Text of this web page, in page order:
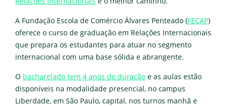
A Fundação Escola de Comércio Álvares Penteado (FECAP)
oferece o curso de graduação em Relações Internacionais
que prepara os estudantes para atuar no segmento
internacional com uma base sólida e abrangente.
O bacharelado tem 4 anos de duração e as aulas estão
disponíveis na modalidade presencial, no campus
Liberdade, em São Paulo, capital, nos turnos manhã e